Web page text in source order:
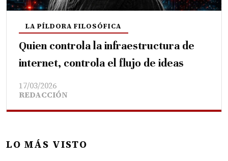
Quien controla la infraestructura de
internet, controla el flujo de ideas
REDACCIÓN
LA PÍLDORA FILOSÓFICA
17/03/2026
LO MÁS VISTO